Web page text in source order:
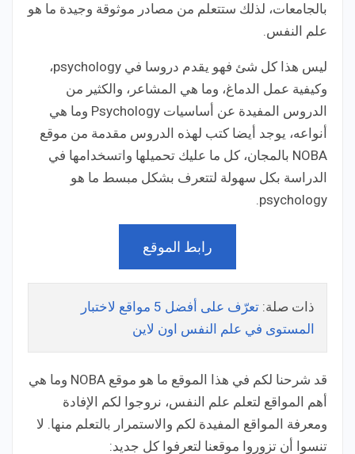
بالجامعات، لذلك ستتعلم من مصادر موثوقة وجيدة ما هو
علم النفس.
ليس هذا كل شئ فهو يقدم دروسا في psychology،
وكيفية عمل الدماغ، وما هي المشاعر، والكثير من
الدروس المفيدة عن أساسيات Psychology وما هي
أنواعه، يوجد أيضا كتب لهذه الدروس مقدمة من موقع
NOBA بالمجان، كل ما عليك تحميلها واتسخدامها في
الدراسة بكل سهولة لتتعرف بشكل مبسط ما هو
psychology.
رابط الموقع
ذات صلة:
تعرّف على أفضل 5 مواقع لاختبار
المستوى في علم النفس اون لاين
قد شرحنا لكم في هذا الموقع ما هو موقع NOBA وما هي
أهم المواقع لتعلم علم النفس، نروجوا لكم الإفادة
ومعرفة المواقع المفيدة لكم والاستمرار بالتعلم منها. لا
تنسوا أن تزوروا موقعنا لتعرفوا كل جديد: